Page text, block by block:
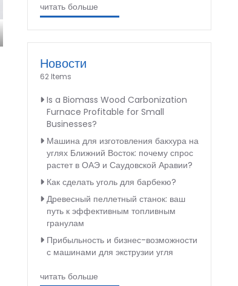
читать больше
Новости
62 Items
Is a Biomass Wood Carbonization
Furnace Profitable for Small
Businesses?
Машина для изготовления бакхура на
углях Ближний Восток: почему спрос
растет в ОАЭ и Саудовской Аравии?
Как сделать уголь для барбекю?
Древесный пеллетный станок: ваш
путь к эффективным топливным
гранулам
Прибыльность и бизнес-возможности
с машинами для экструзии угля
читать больше